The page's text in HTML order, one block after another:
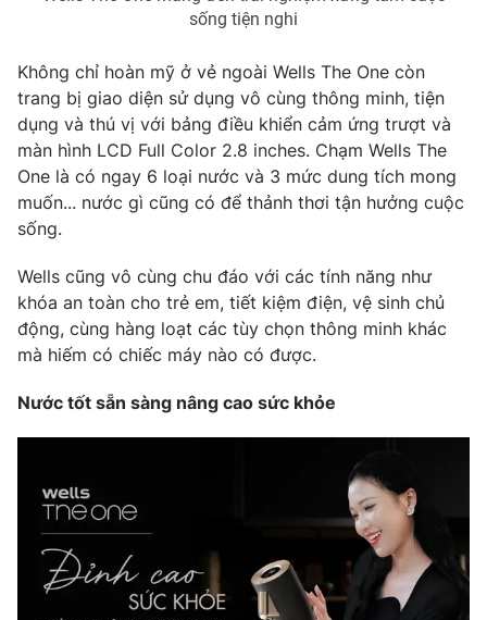
sống tiện nghi
Không chỉ hoàn mỹ ở vẻ ngoài Wells The One còn
trang bị giao diện sử dụng vô cùng thông minh, tiện
dụng và thú vị với bảng điều khiển cảm ứng trượt và
màn hình LCD Full Color 2.8 inches. Chạm Wells The
One là có ngay 6 loại nước và 3 mức dung tích mong
muốn... nước gì cũng có để thảnh thơi tận hưởng cuộc
sống.
Wells cũng vô cùng chu đáo với các tính năng như
khóa an toàn cho trẻ em, tiết kiệm điện, vệ sinh chủ
động, cùng hàng loạt các tùy chọn thông minh khác
mà hiếm có chiếc máy nào có được.
Nước tốt sẵn sàng nâng cao sức khỏe